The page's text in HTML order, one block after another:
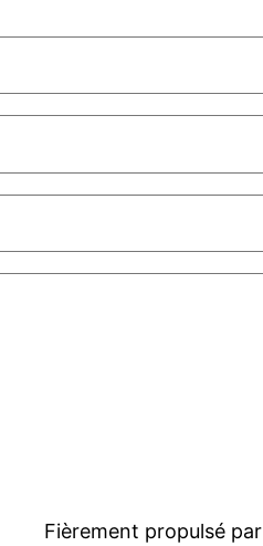
Fièrement propulsé par